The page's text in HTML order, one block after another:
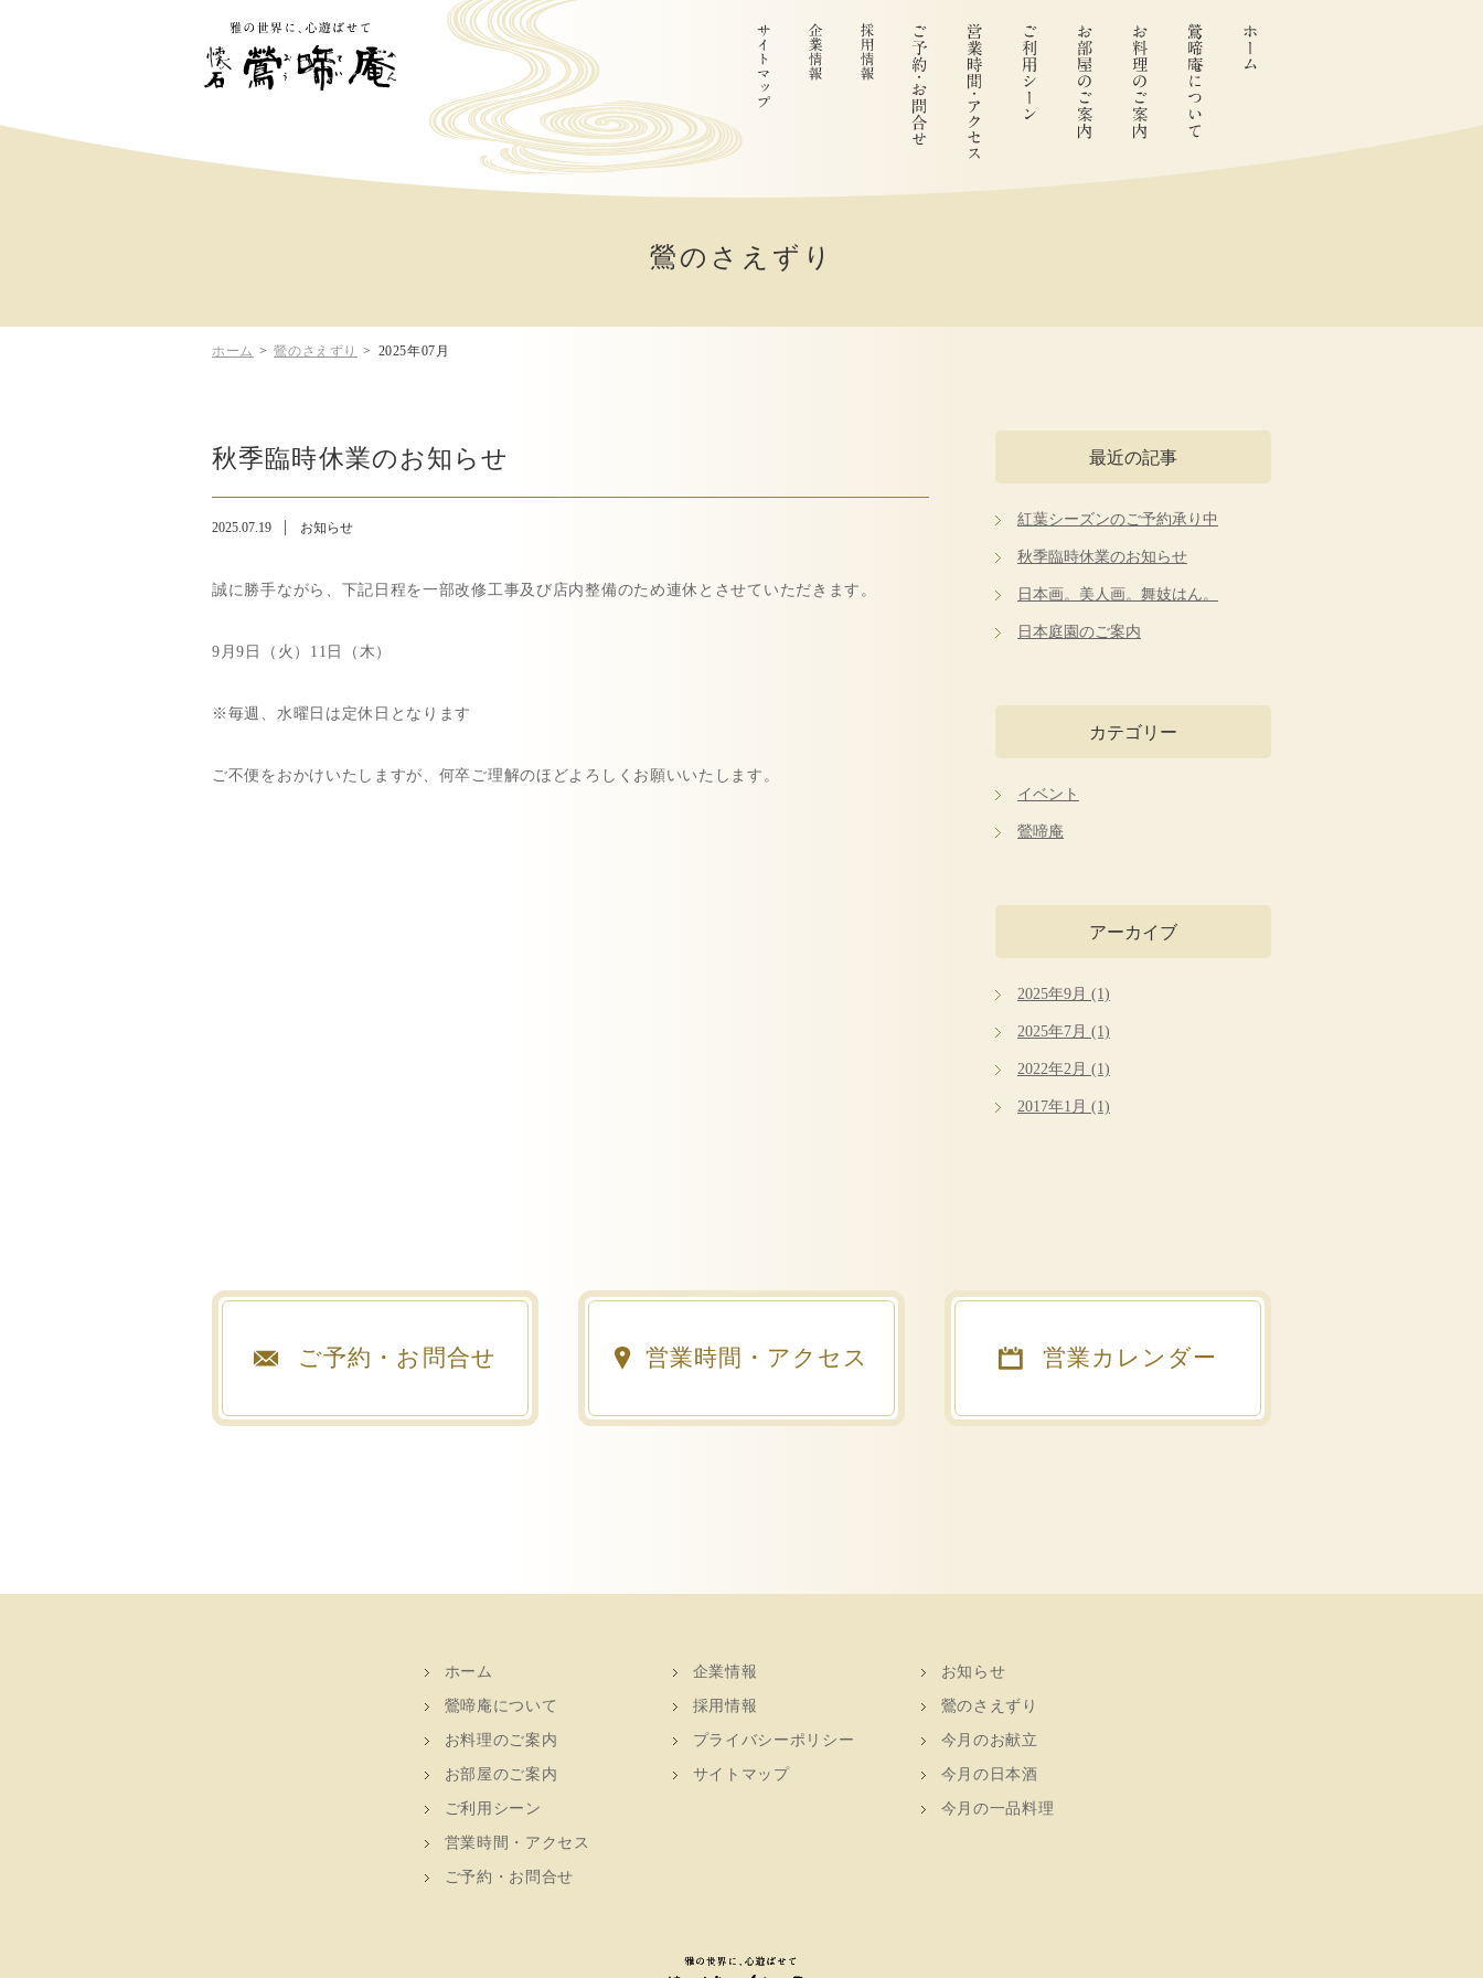
鶯のさえずり
ホーム > 鶯のさえずり > 2025年07月
秋季臨時休業のお知らせ
2025.07.19 お知らせ
誠に勝手ながら、下記日程を一部改修工事及び店内整備のため連休とさせていただきます。
9月9日（火）11日（木）
※毎週、水曜日は定休日となります
ご不便をおかけいたしますが、何卒ご理解のほどよろしくお願いいたします。
最近の記事
紅葉シーズンのご予約承り中
秋季臨時休業のお知らせ
日本画。美人画。舞妓はん。
日本庭園のご案内
カテゴリー
イベント
鶯啼庵
アーカイブ
2025年9月 (1)
2025年7月 (1)
2022年2月 (1)
2017年1月 (1)
ご予約・お問合せ 営業時間・アクセス 営業カレンダー
ホーム
鶯啼庵について
お料理のご案内
お部屋のご案内
ご利用シーン
営業時間・アクセス
ご予約・お問合せ
企業情報
採用情報
プライバシーポリシー
サイトマップ
お知らせ
鶯のさえずり
今月のお献立
今月の日本酒
今月の一品料理